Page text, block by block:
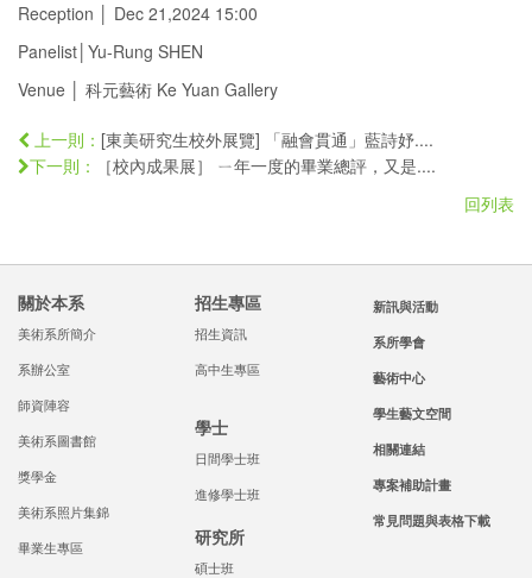
Reception │ Dec 21,2024 15:00
Panelist│Yu-Rung SHEN
Venue │ 科元藝術 Ke Yuan Gallery
上一則： [東美研究生校外展覽] 「融會貫通」藍詩妤....
下一則：
［校內成果展］ ㄧ年一度的畢業總評，又是....
回列表
關於本系
美術系所簡介
系辦公室
師資陣容
美術系圖書館
獎學金
美術系照片集錦
畢業生專區
招生專區
招生資訊
高中生專區
學士
日間學士班
進修學士班
研究所
碩士班
新訊與活動
系所學會
藝術中心
學生藝文空間
相關連結
專案補助計畫
常見問題與表格下載